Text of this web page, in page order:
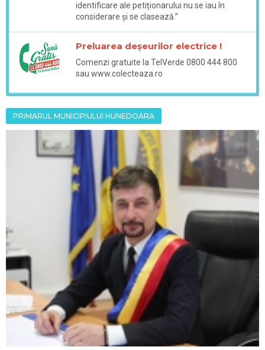
identificare ale petiționarului nu se iau în
considerare și se clasează.”
Preluarea deșeurilor electrice !
Comenzi gratuite la TelVerde 0800 444 800
sau www.colecteaza.ro
PRIMARUL MUNICIPIULUI HUNEDOARA